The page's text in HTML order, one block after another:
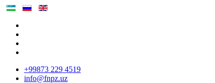
+99873 229 4519
info@fnpz.uz